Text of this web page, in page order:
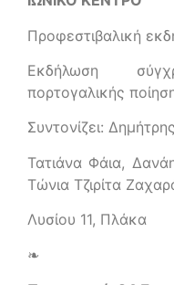
Προφεστιβαλική
Εκδήλωση
πορτογαλικής
Συντονίζει:
Τατιάνα Φάια,
Τώνια Τζιρίτα
Λυσίου 11, Πλάκα
❧